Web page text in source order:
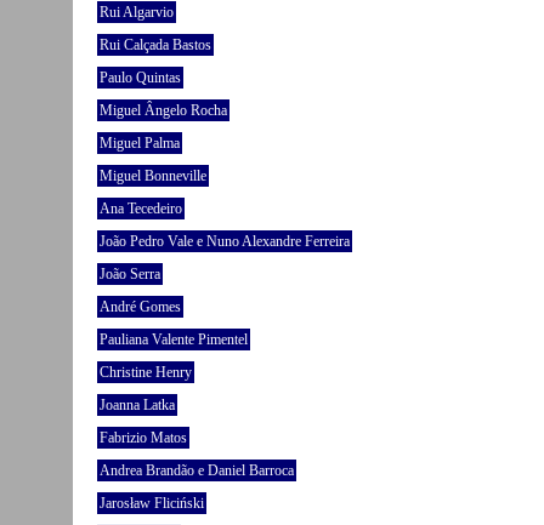
Rui Algarvio
Rui Calçada Bastos
Paulo Quintas
Miguel Ângelo Rocha
Miguel Palma
Miguel Bonneville
Ana Tecedeiro
João Pedro Vale e Nuno Alexandre Ferreira
João Serra
André Gomes
Pauliana Valente Pimentel
Christine Henry
Joanna Latka
Fabrizio Matos
Andrea Brandão e Daniel Barroca
Jarosław Fliciński